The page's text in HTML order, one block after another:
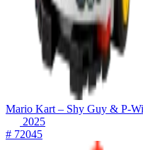
Mario Kart – Shy Guy & P-
2025
# 72045